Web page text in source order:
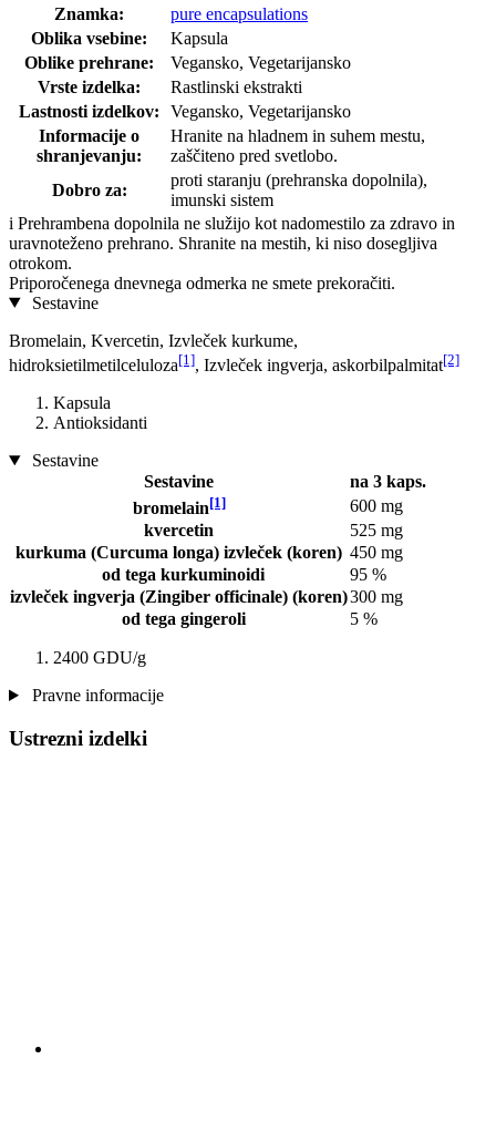
Znamka:
pure encapsulations
Oblika vsebine:
Kapsula
Oblike prehrane:
Vegansko, Vegetarijansko
Vrste izdelka:
Rastlinski ekstrakti
Lastnosti izdelkov:
Vegansko, Vegetarijansko
Informacije o
shranjevanju:
Hranite na hladnem in suhem mestu,
zaščiteno pred svetlobo.
Dobro za:
proti staranju (prehranska dopolnila),
imunski sistem
i Prehrambena dopolnila ne služijo kot nadomestilo za zdravo in
uravnoteženo prehrano. Shranite na mestih, ki niso dosegljiva
otrokom.
Priporočenega dnevnega odmerka ne smete prekoračiti.
Sestavine
Bromelain, Kvercetin, Izvleček kurkume,
hidroksietilmetilceluloza[1], Izvleček ingverja, askorbilpalmitat[2]
Kapsula
Antioksidanti
Sestavine
Sestavine
na 3 kaps.
bromelain[1]
600 mg
kvercetin
525 mg
kurkuma (Curcuma longa) izvleček (koren) 450 mg
od tega kurkuminoidi
95 %
izvleček ingverja (Zingiber officinale) (koren)300 mg
od tega gingeroli
5 %
2400 GDU/g
Pravne informacije
Ustrezni izdelki